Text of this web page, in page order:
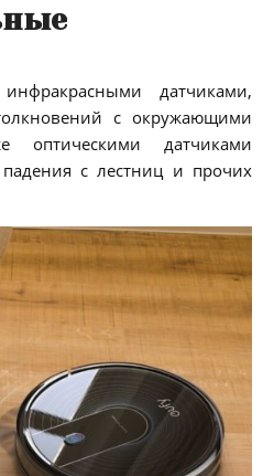
датчиками,
с окружающими
оптическими датчиками
с лестниц и прочих